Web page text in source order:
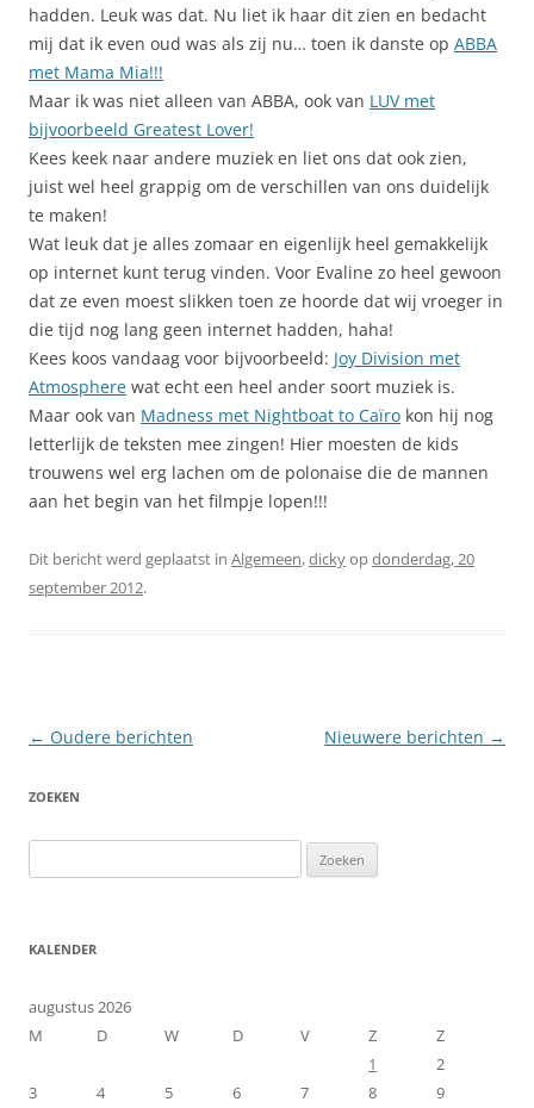
hadden. Leuk was dat. Nu liet ik haar dit zien en bedacht
mij dat ik even oud was als zij nu… toen ik danste op ABBA
met Mama Mia!!!
Maar ik was niet alleen van ABBA, ook van LUV met
bijvoorbeeld Greatest Lover!
Kees keek naar andere muziek en liet ons dat ook zien,
juist wel heel grappig om de verschillen van ons duidelijk
te maken!
Wat leuk dat je alles zomaar en eigenlijk heel gemakkelijk
op internet kunt terug vinden. Voor Evaline zo heel gewoon
dat ze even moest slikken toen ze hoorde dat wij vroeger in
die tijd nog lang geen internet hadden, haha!
Kees koos vandaag voor bijvoorbeeld: Joy Division met
Atmosphere wat echt een heel ander soort muziek is.
Maar ook van Madness met Nightboat to Caïro kon hij nog
letterlijk de teksten mee zingen! Hier moesten de kids
trouwens wel erg lachen om de polonaise die de mannen
aan het begin van het filmpje lopen!!!
Dit bericht werd geplaatst in Algemeen,dickyopdonderdag, 20
september 2012.
Berichtnavigatie
← Oudere berichten Nieuwere berichten →
ZOEKEN
naar:
KALENDER
augustus 2026
M
D W D V Z
Z
1
2
3
4 5 6 7 8 9